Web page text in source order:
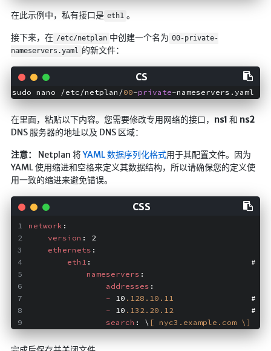
在此示例中，私有接口是 eth1 。
接下来，在 /etc/netplan 中创建一个名为 00-private-
nameservers.yaml 的新文件：
sudo nano /etc/netplan/00-private
在里面，粘贴以下内容。您需要修改专用网络的接口， ns1 和 ns2
DNS 服务器的地址以及 DNS 区域：
注意： Netplan 将YAML 数据序列化格式用于其配置文件。因为
YAML 使用缩进和空格来定义其数据结构，所以请确保您的定义使
用一致的缩进来避免错误。
network :
version : 2
ethernets :
eth1 :                                 #
nameservers :
addresses :
- 10 .128 .10 .11
                #
- 10 .132.20 .12
                #
search : \ [ nyc3.example.com \]